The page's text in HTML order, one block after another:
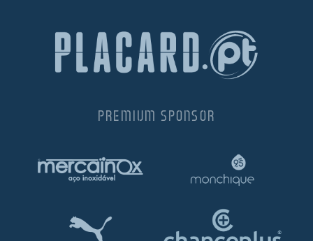
PREMIUM SPONSOR